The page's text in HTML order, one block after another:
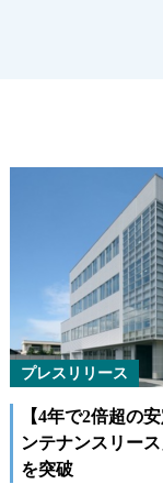
プレスリリース
【4年で2倍超の
ンテナンスリー
を突破